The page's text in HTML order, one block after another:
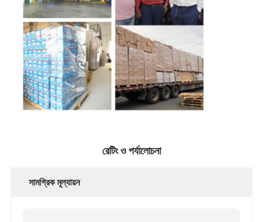
রেটিং ও পর্যালোচনা
সামগ্রিক মূল্যায়ন